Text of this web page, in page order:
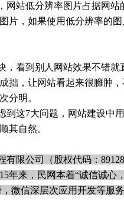
网站低分辨率图片占据网
片，如果使用低分辨率的图
，看到别人网站效果不错
拙，让网站看起来很臃肿
分明。
到这7大问题，网站建设中
其自然。
有限公司（股权代码：
年来，民网本着“诚信诚
微信深层次应用开发等服